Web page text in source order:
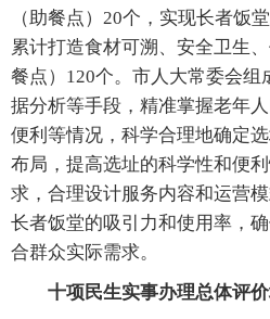
（助餐点）20个，实现长者饭
累计打造食材可溯、安全卫生
餐点）120个。市人大常委会组
据分析等手段，精准掌握老年
便利等情况，科学合理地确定
布局，提高选址的科学性和便
求，合理设计服务内容和运营
长者饭堂的吸引力和使用率，
合群众实际需求。
十项民生实事办理总体评